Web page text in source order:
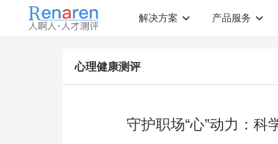
解决方案
测评解决方案
人才盘点
产品服务
人才测评产品
青年干部能力测评
心理健康测评
守护职场“心”动力：